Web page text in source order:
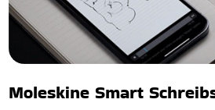
Moleskine Smart